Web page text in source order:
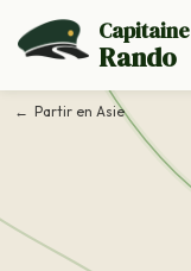
Capitaine
Rando
Partir en Asie